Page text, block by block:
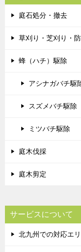
庭石処分・撤去
草刈り・芝刈り・
蜂（ハチ）駆除
アシナガバチ駆
スズメバチ駆除
ミツバチ駆除
庭木伐採
庭木剪定
サービスについて
北九州での対応エ